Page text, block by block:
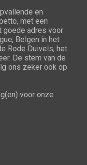
en
met een
goede adres voor
Belgen in het
Rode Duivels, het
De stem van de
ons zeker ook op
voor onze